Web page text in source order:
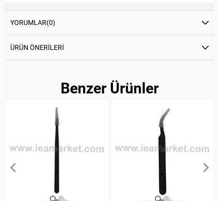
YORUMLAR(0)
ÜRÜN ÖNERILERI
Benzer Ürünler